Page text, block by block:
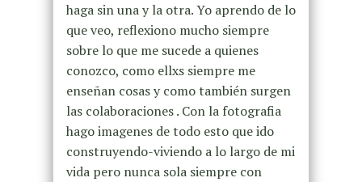
haga sin una y la otra. Yo aprendo de lo
que veo, reflexiono mucho siempre
sobre lo que me sucede a quienes
conozco, como ellxs siempre me
enseñan cosas y como también surgen
las colaboraciones . Con la fotografia
hago imagenes de todo esto que ido
construyendo-viviendo a lo largo de mi
vida pero nunca sola siempre con